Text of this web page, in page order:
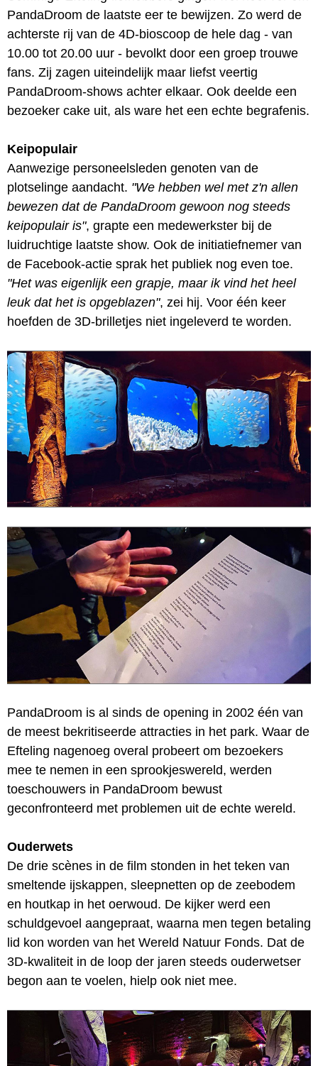
PandaDroom de laatste eer te bewijzen. Zo werd de
achterste rij van de 4D-bioscoop de hele dag - van
10.00 tot 20.00 uur - bevolkt door een groep trouwe
fans. Zij zagen uiteindelijk maar liefst veertig
PandaDroom-shows achter elkaar. Ook deelde een
bezoeker cake uit, als ware het een echte begrafenis.
Keipopulair
Aanwezige personeelsleden genoten van de
plotselinge aandacht. "We hebben wel met z'n allen
bewezen dat de PandaDroom gewoon nog steeds
keipopulair is", grapte een medewerkster bij de
luidruchtige laatste show. Ook de initiatiefnemer van
de Facebook-actie sprak het publiek nog even toe.
"Het was eigenlijk een grapje, maar ik vind het heel
leuk dat het is opgeblazen", zei hij. Voor één keer
hoefden de 3D-brilletjes niet ingeleverd te worden.
PandaDroom is al sinds de opening in 2002 één van
de meest bekritiseerde attracties in het park. Waar de
Efteling nagenoeg overal probeert om bezoekers
mee te nemen in een sprookjeswereld, werden
toeschouwers in PandaDroom bewust
geconfronteerd met problemen uit de echte wereld.
Ouderwets
De drie scènes in de film stonden in het teken van
smeltende ijskappen, sleepnetten op de zeebodem
en houtkap in het oerwoud. De kijker werd een
schuldgevoel aangepraat, waarna men tegen betaling
lid kon worden van het Wereld Natuur Fonds. Dat de
3D-kwaliteit in de loop der jaren steeds ouderwetser
begon aan te voelen, hielp ook niet mee.